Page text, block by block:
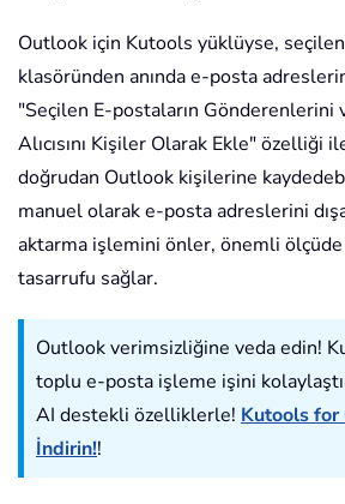
Outlook için Kutools yüklüyse,
klasöründen anında e-posta
"Seçilen E-postaların Gönderenlerini
Alıcısını Kişiler Olarak Ekle" özelliği
doğrudan Outlook kişilerine
manuel olarak e-posta adreslerini
aktarma işlemini önler, önemli ölçüde
tasarrufu sağlar.
Outlook verimsizliğine veda edin!
toplu e-posta işleme işini
AI destekli özelliklerle! Kutools
İndirin!!